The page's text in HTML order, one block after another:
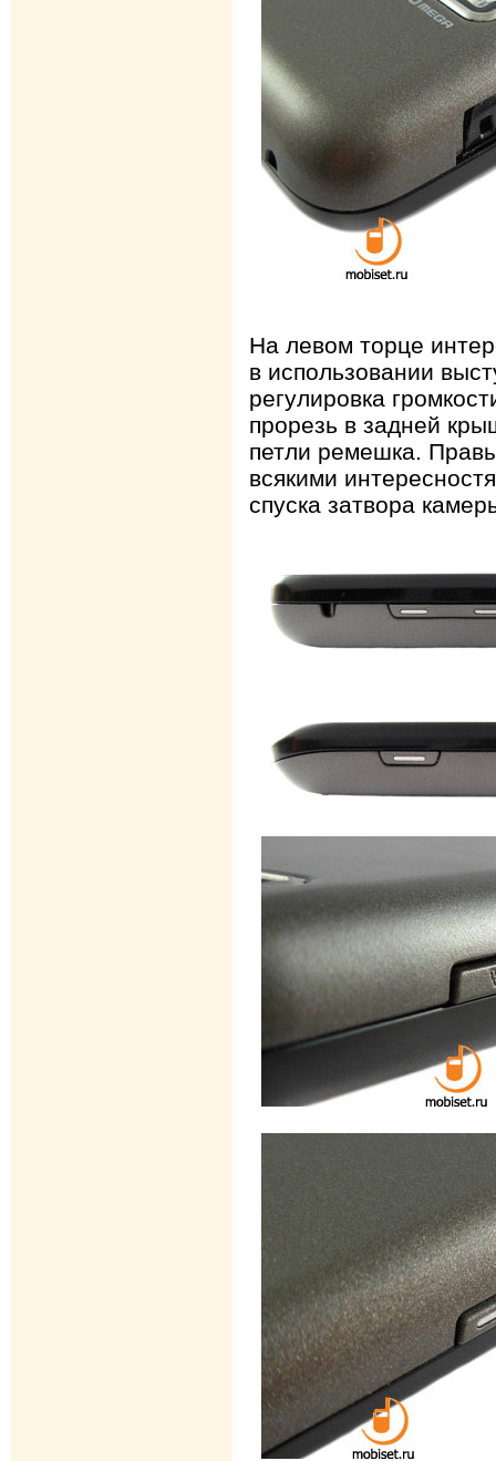
На левом торце
в использовании
регулировка
прорезь в задней
петли ремешка.
всякими
спуска затвора